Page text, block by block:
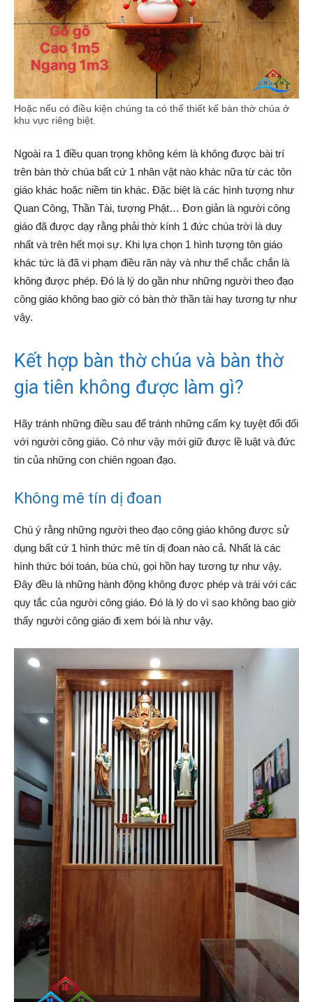
Hoặc nếu có điều kiện chúng ta có thể thiết kế bàn thờ chúa ở
khu vực riêng biệt.
Ngoài ra 1 điều quan trọng không kém là không được bài trí
trên bàn thờ chúa bất cứ 1 nhân vật nào khác nữa từ các tôn
giáo khác hoặc niềm tin khác. Đặc biệt là các hình tượng như
Quan Công, Thần Tài, tượng Phật… Đơn giản là người công
giáo đã được dạy rằng phải thờ kính 1 đức chúa trời là duy
nhất và trên hết mọi sự. Khi lựa chọn 1 hình tượng tôn giáo
khác tức là đã vi phạm điều răn này và như thế chắc chắn là
không được phép. Đó là lý do gần như những người theo đạo
công giáo không bao giờ có bàn thờ thần tài hay tương tự như
vậy.
Kết hợp bàn thờ chúa và bàn thờ
gia tiên không được làm gì?
Hãy tránh những điều sau để tránh những cấm kỵ tuyệt đối đối
với người công giáo. Có như vậy mới giữ được lề luật và đức
tin của những con chiên ngoan đạo.
Không mê tín dị đoan
Chú ý rằng những người theo đạo công giáo không được sử
dụng bất cứ 1 hình thức mê tín dị đoan nào cả. Nhất là các
hình thức bói toán, bùa chú, gọi hồn hay tương tự như vậy.
Đây đều là những hành động không được phép và trái với các
quy tắc của người công giáo. Đó là lý do vì sao không bao giờ
thấy người công giáo đi xem bói là như vậy.